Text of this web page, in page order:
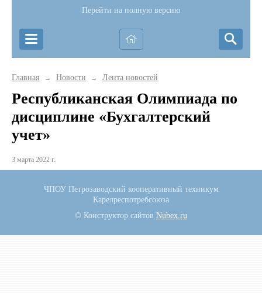
Перейти на полную версию
Главная → Новости → Лента новостей
Республиканская Олимпиада по
дисциплине «Бухгалтерский
учет»
3 марта 2022 г.
ЧПОУ Петрозаводский кооперативный техникум
Карелреспотребсоюза
© Конструктор сайтов Nubex.ru